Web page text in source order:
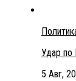
Удар по
5 Авг,